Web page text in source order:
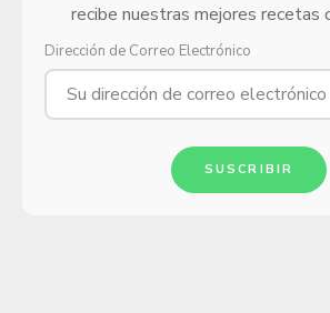
recibe nuestras mejores recetas
Dirección de Correo Electrónico
SUSCRIBIR